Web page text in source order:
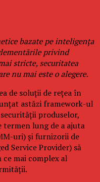
bazate pe inteligența
privind
stricte, securitatea
nu mai este o alegere.
de soluții de rețea în
astăzi framework-ul
produselor,
termen lung de a ajuta
uri) și furnizorii de
Service Provider) să
mai complex al